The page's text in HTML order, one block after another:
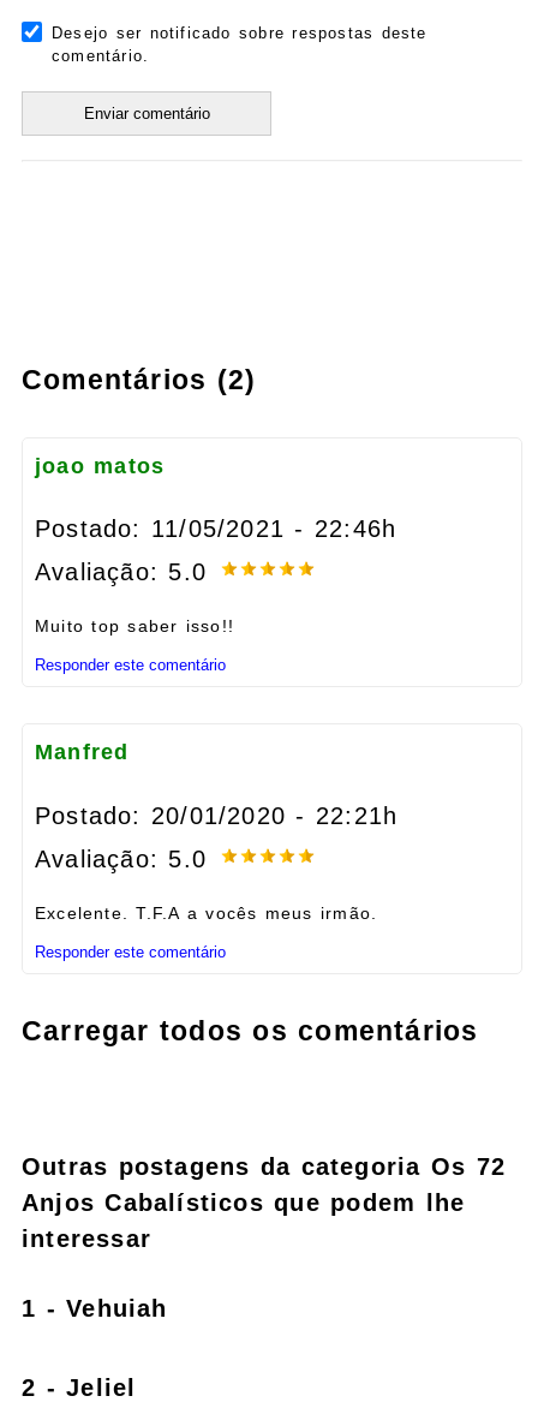
Desejo ser notificado sobre respostas deste
comentário.
Comentários (2)
joao matos
Postado: 11/05/2021 - 22:46h
Avaliação: 5.0
Muito top saber isso!!
Responder este comentário
Manfred
Postado: 20/01/2020 - 22:21h
Avaliação: 5.0
Excelente. T.F.A a vocês meus irmão.
Responder este comentário
Carregar todos os comentários
Outras postagens da categoria Os 72
Anjos Cabalísticos que podem lhe
interessar
1 - Vehuiah
2 - Jeliel